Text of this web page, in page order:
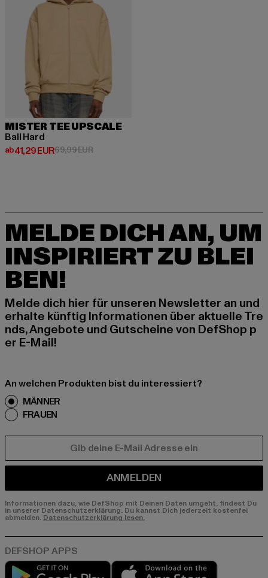
MISTER TEE UPSCALE
Ball Hard
ab41,29 EUR
Derzeitiger Preis: ab 41,29 EUR
69,99 EURAktionspreis: 69,99 EUR
MELDE DICH AN, UM
INSPIRIERT ZU BLEI
BEN!
Melde dich hier für unseren Newsletter an und
erhalte künftig Informationen über aktuelle Tre
nds, Angebote und Gutscheine von DefShop p
er E-Mail!
An welchen Produkten bist du interessiert?
MÄNNER
FRAUEN
ANMELDEN
Informationen dazu, wie DefShop mit Deinen Daten umgeht, findest Du
in unserer Datenschutzerklärung. Du kannst Dich jederzeit kostenfei
abmelden. Datenschutzerklärung lesen.
Play market